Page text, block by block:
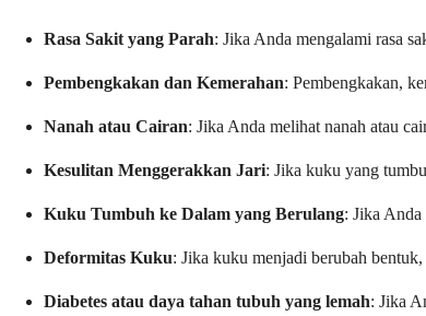
Rasa Sakit yang Parah: Jika Anda mengalami rasa
Pembengkakan dan Kemerahan: Pembengkakan,
Nanah atau Cairan: Jika Anda melihat nanah atau
Kesulitan Menggerakkan Jari: Jika kuku yang
Kuku Tumbuh ke Dalam yang Berulang: Jika
Deformitas Kuku: Jika kuku menjadi berubah
Diabetes atau daya tahan tubuh yang lemah: Jika